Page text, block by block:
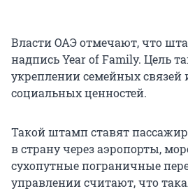
Власти ОАЭ отмечают, что
надпись Year of Family. Цель
укреплении семейных
социальных ценностей.
Такой штамп ставят
в страну через аэропорты,
сухопутные пограничные
управлении считают, что